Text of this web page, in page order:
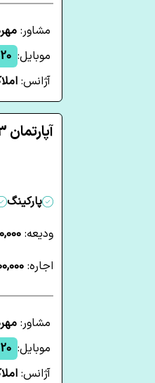
مشاور:
موبایل:
آژانس: املاک
آپارتمان 293 متری چهارخوابه در قصردشت شیراز
پارکینگ
ودیعه:
اجاره:
مشاور:
موبایل:
آژانس: املاک